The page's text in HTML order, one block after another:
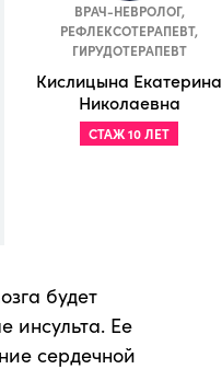
ВРАЧ-НЕВРОЛОГ,
РЕФЛЕКСОТЕРАПЕВТ,
ГИРУДОТЕРАПЕВТ
Кислицына Екатерина
Николаевна
СТАЖ 10 ЛЕТ
будет
инсульта. Ее
сердечной